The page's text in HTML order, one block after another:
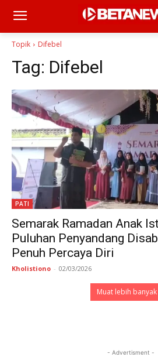
Topik Difebel
Tag: Difebel
PATI
Semarak Ramadan Anak
Puluhan Penyandang
Penuh Percaya Diri
Kholistiono - 02/03/2026
Muat lebih banyak
- Advertisment -